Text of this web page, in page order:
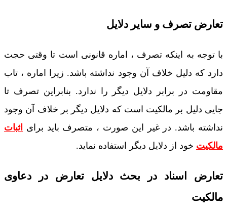
تعارض تصرف و سایر دلایل
با توجه به اینکه تصرف ، اماره قانونی است تا وقتی حجت
دارد که دلیل خلاف آن وجود نداشته باشد. زیرا اماره ، تاب
مقاومت در برابر دلایل دیگر را ندارد. بنابراین تصرف تا
جایی دلیل بر مالکیت است که دلایل دیگر بر خلاف آن وجود
نداشته باشد. در غیر این صورت ، متصرف باید برای اثبات
مالکیت خود از دلایل دیگر استفاده نماید.
تعارض اسناد در بحث دلایل تعارض در دعاوی
مالکیت